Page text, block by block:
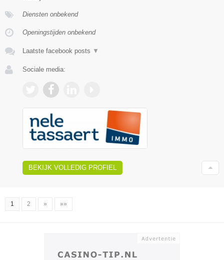
Diensten onbekend
Openingstijden onbekend
Laatste facebook posts ▼
Sociale media:
BEKIJK VOLLEDIG PROFIEL
1 2 » »»